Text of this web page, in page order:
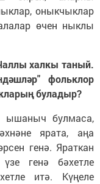
оныкчыклар
өчен ныклы
халкы таный.
фольклор
буладыр?
ышаныч булмаса,
ярата, аңа
генә. Яраткан
генә бәхетле
итә. Күңеле